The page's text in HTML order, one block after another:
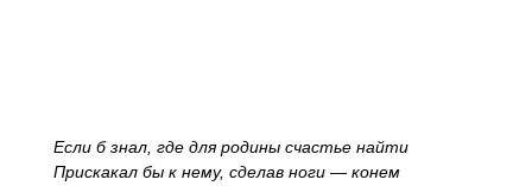
Если б знал, где для родины счастье найти
Прискакал бы к нему, сделав ноги — конем